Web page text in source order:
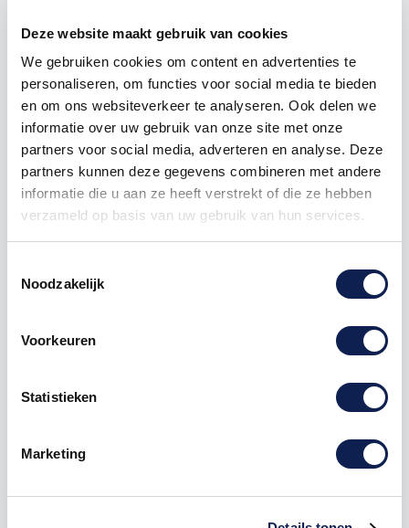
Deze website maakt gebruik van cookies
We gebruiken cookies om content en advertenties te
personaliseren, om functies voor social media te bieden
en om ons websiteverkeer te analyseren. Ook delen we
informatie over uw gebruik van onze site met onze
partners voor social media, adverteren en analyse. Deze
partners kunnen deze gegevens combineren met andere
informatie die u aan ze heeft verstrekt of die ze hebben
verzameld op basis van uw gebruik van hun services.
Noodzakelijk
Voorkeuren
Statistieken
Marketing
Omschrijving
Product details
Afmeting: 47cm lang en ca. 1,6cm hoog
Deze nummerplaat
zijn UV en Waterproof.
Verander jouw nummer plaat makkelijk met deze
Vaak als je een
1 STICKER BESTELLEN = 2 STICKERS ONTVANGEN !
Altijd 1 extra bij elke bestelling.
Wil je een ander lettertype? of een logo, stuur dan